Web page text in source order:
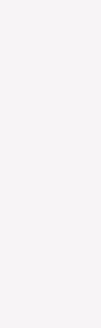
sollte an ihrem
sollte die
kann liegend
nicht
Wenn die
variieren
einer